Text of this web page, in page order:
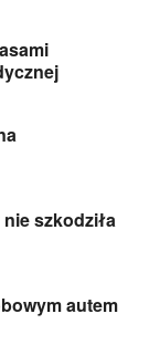
szkodziła
autem